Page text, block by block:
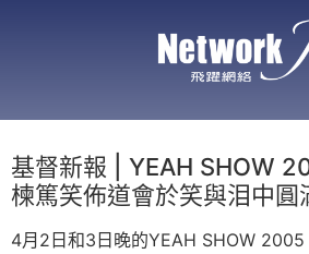
基督新報 | YEAH SHOW
楝篤笑佈道會於笑與泪中圓
4月2日和3日晚的YEAH SHOW